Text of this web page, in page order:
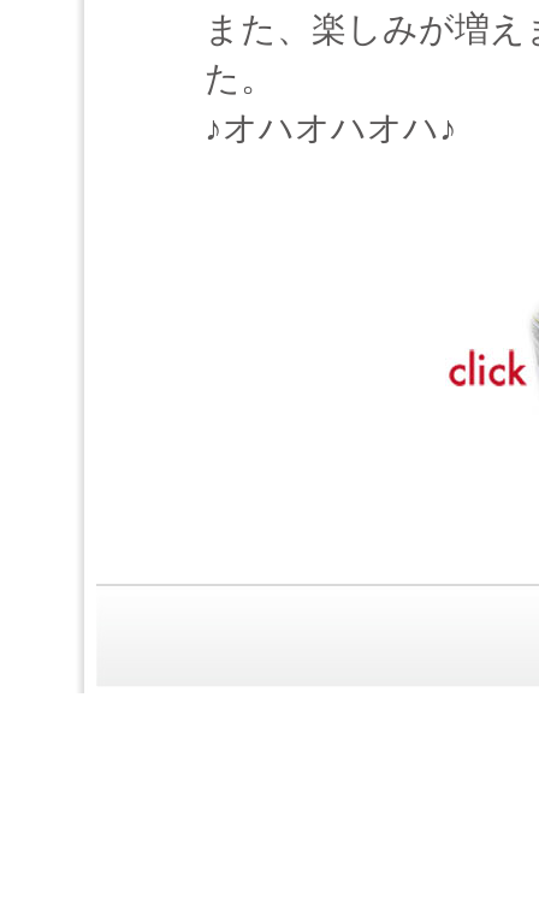
また、楽しみが増
た。
♪オハオハオハ♪